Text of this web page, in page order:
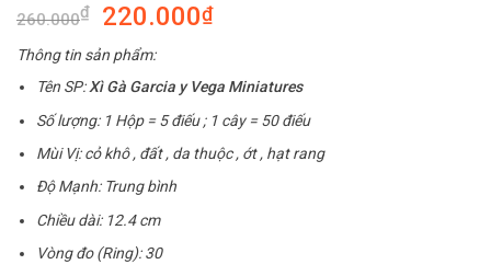
đánh giá
260.000₫ 220.000₫
Thông tin sản phẩm:
Tên SP:Xì Gà Garcia y Vega Miniatures
Số lượng: 1 Hộp = 5 điếu ; 1 cây = 50 điếu
Mùi Vị: cỏ khô , đất , da thuộc , ớt , hạt rang
Độ Mạnh: Trung bình
Chiều dài: 12.4 cm
Vòng đo (Ring): 30